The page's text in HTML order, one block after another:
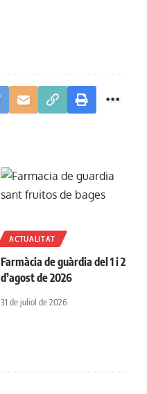
ACTUALITAT
Farmàcia de guàrdia del 1 i 2
d’agost de 2026
31 de juliol de 2026